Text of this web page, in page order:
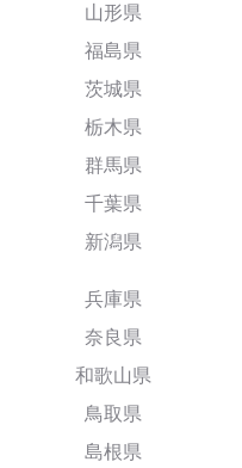
山形県
福島県
茨城県
栃木県
群馬県
千葉県
新潟県
兵庫県
奈良県
和歌山県
鳥取県
島根県